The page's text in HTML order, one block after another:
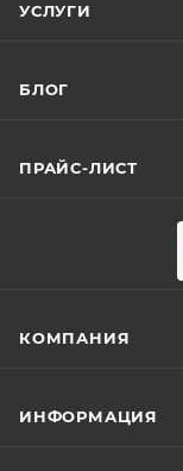
УСЛУГИ
БЛОГ
ПРАЙС-ЛИСТ
КОМПАНИЯ
ИНФОРМАЦИЯ